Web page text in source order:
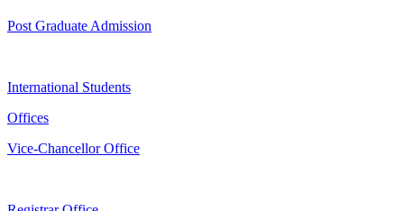
Post Graduate Admission
International Students
Offices
Vice-Chancellor Office